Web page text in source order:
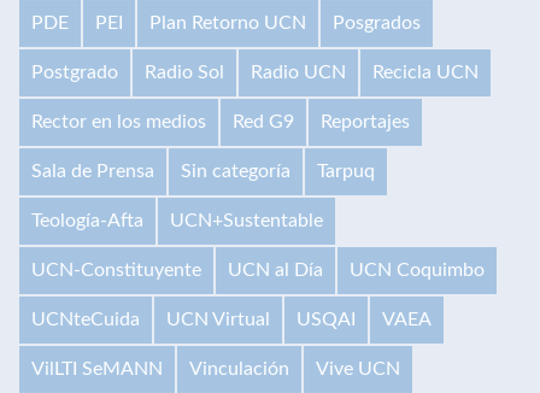
PDE PEI Plan Retorno UCN Posgrados
Postgrado Radio Sol Radio UCN Recicla UCN
Rector en los medios Red G9 Reportajes
Sala de Prensa Sin categoría Tarpuq
Teología-Afta UCN+Sustentable
UCN-Constituyente UCN al Día UCN Coquimbo
UCNteCuida UCN Virtual USQAI VAEA
VilLTI SeMANN Vinculación Vive UCN